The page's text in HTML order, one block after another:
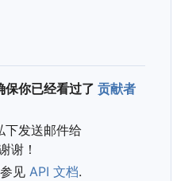
保你已经看过了 贡献者
下发送邮件给
谢！
见 API 文档.